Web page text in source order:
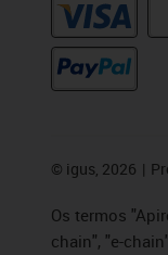
© igus, 2026
Os termos
chain", "e-